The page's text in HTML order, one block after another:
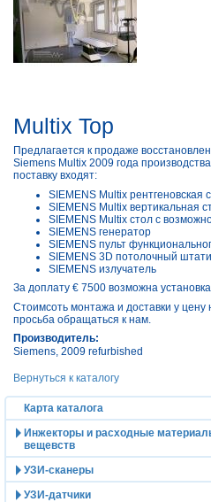
Multix Top
Предлагается к продаже
Siemens Multix 2009 года
поставку входят:
SIEMENS Multix рентгеновская
SIEMENS Multix вертикальная
SIEMENS Multix стол с
SIEMENS генератор
SIEMENS пульт
SIEMENS 3D потолочный
SIEMENS излучатель
За доплату € 7500 возможна
Стоимсоть монтажа и доставки у
просьба обращаться к нам.
Производитель:
Siemens, 2009 refurbished
Вернуться к каталогу
Карта каталога
Инжекторы и расходные
вещевств
УЗИ-сканеры
УЗИ-датчики